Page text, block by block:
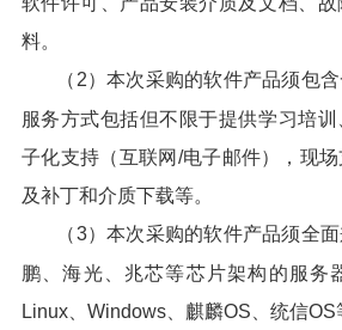
料。
（2）本次采购的软件产品须包
服务方式包括但不限于提供学习培
子化支持（互联网/电子邮件），现
及补丁和介质下载等。
（3）本次采购的软件产品须全
鹏、海光、兆芯等芯片架构的服务
Linux、Windows、麒麟OS、统信OS